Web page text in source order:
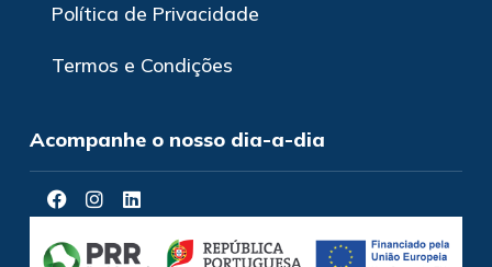
Política de Privacidade
Termos e Condições
Acompanhe o nosso dia-a-dia